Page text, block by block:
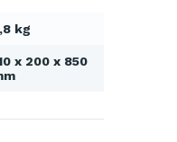
kg
x 200 x 850